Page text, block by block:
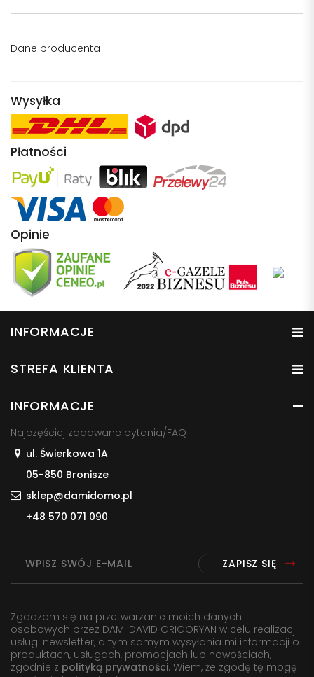
Dane producenta
Wysyłka
Płatności
Opinie
INFORMACJE
STREFA KLIENTA
INFORMACJE
Najczęściej zadawane pytania/FAQ
ul. Świerkowa 1A
05-850 Bronisze
sklep@damidomo.pl
+48 570 071 090
ZAPISZ SIĘ
Zgadzam się na przetwarzanie moich danych
osobowych przez DAMI DAVID GRIGORYAN w celu realizacji
usługi newsletter, a tym samym wysyłania mi informacji o
produktach, usługach, promocjach lub nowościach,
zgodnie z polityką prywatności. Wiem, że zgodę tę mogę